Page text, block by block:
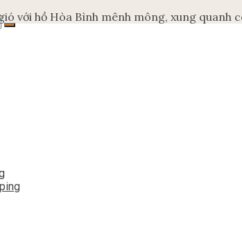
với hồ Hòa Bình mênh mông, xung quanh